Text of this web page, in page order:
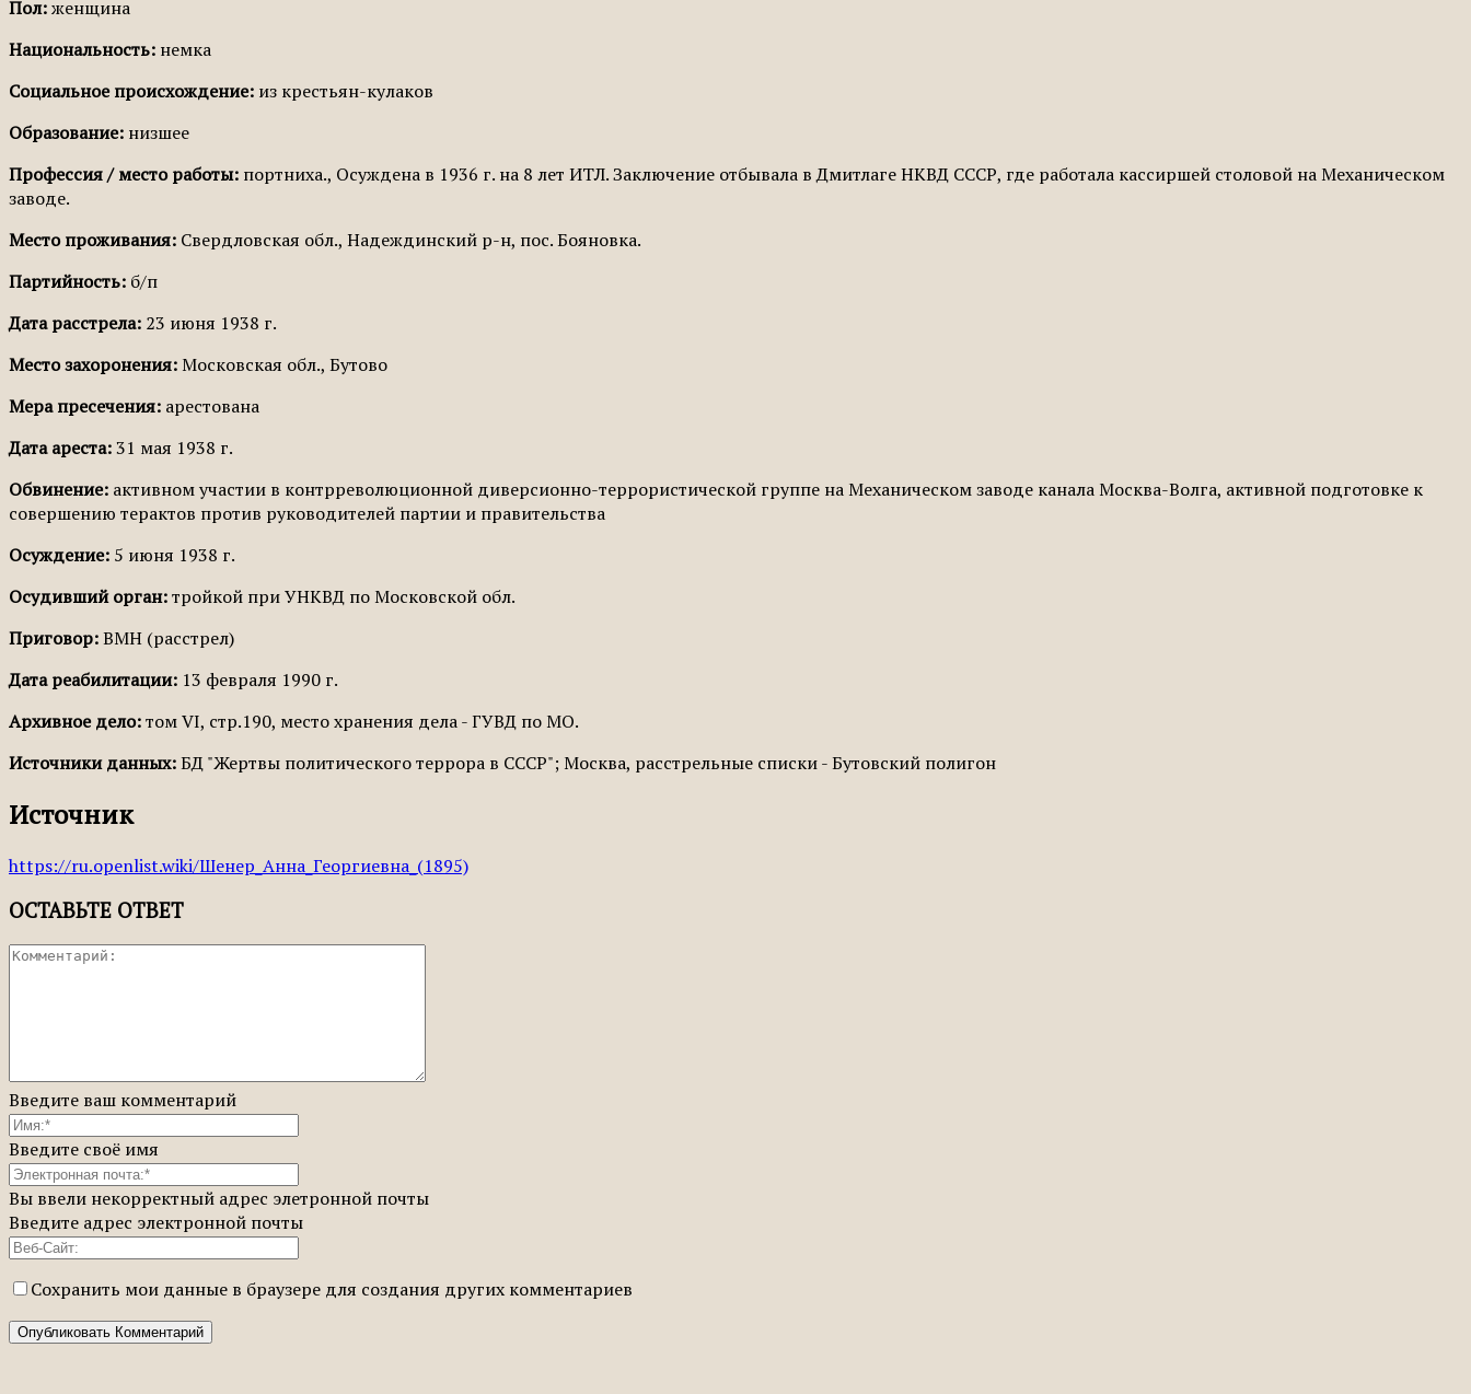
Пол:женщина
Национальность: немка
Социальное происхождение: из крестьян-кулаков
Образование: низшее
Профессия / место работы: портниха., Осуждена в 1936 г. на 8 лет ИТЛ. Заключение отбывала в Дмитлаге НКВД СССР, где работала кассиршей столовой на Механическом
заводе.
Место проживания: Свердловская обл., Надеждинский р-н, пос. Бояновка.
Партийность: б/п
Дата расстрела: 23 июня 1938 г.
Место захоронения:Московская обл., Бутово
Мера пресечения: арестована
Дата ареста:31 мая 1938 г.
Обвинение: активном участии в контрреволюционной диверсионно-террористической группе на Механическом заводе канала Москва-Волга, активной подготовке к
совершению терактов против руководителей партии и правительства
Осуждение: 5 июня 1938 г.
Осудивший орган:тройкой при УНКВД по Московской обл.
Приговор:ВМН (расстрел)
Дата реабилитации: 13 февраля 1990 г.
Архивное дело:том VI, стр.190, место хранения дела - ГУВД по МО.
Источники данных:БД "Жертвы политического террора в СССР"; Москва, расстрельные списки - Бутовский полигон
Источник
https://ru.openlist.wiki/Шенер_Анна_Георгиевна_(1895)
ОСТАВЬТЕ ОТВЕТ
Введите ваш комментарий
Введите своё имя
Вы ввели некорректный адрес элетронной почты
Введите адрес электронной почты
Сохранить мои данные в браузере для создания других комментариев